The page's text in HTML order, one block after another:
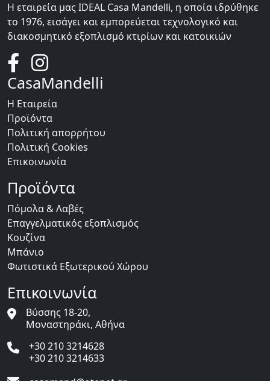
Η εταιρεία μας IDEAL Casa Mandelli, η οποία ιδρύθηκε
το 1976, εισάγει και εμπορεύεται τεχνολογικό και
διακοσμητικό εξοπλισμό κτιρίων και κατοικιών
CasaMandelli
Η Εταιρεία
Προϊόντα
Πολιτική απορρήτου
Πολιτική Cookies
Επικοινωνία
Προϊόντα
Πόμολα & Λαβές
Επαγγελματικός εξοπλισμός
Κουζίνα
Μπάνιο
Φωτιστικά Εξωτερικού Χώρου
Επικοινωνία
Βύσσης 18-20,
Μοναστηράκι, Αθήνα
+30 210 3214628
+30 210 3214633